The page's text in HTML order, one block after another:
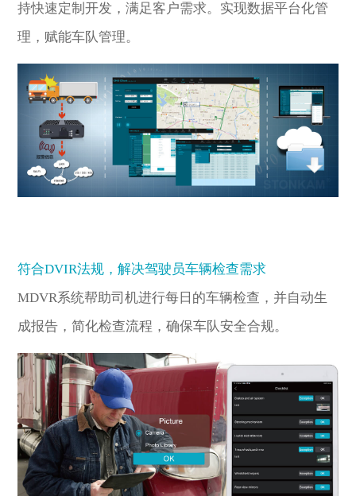
持快速定制开发，满足客户需求。实现数据平台化管
理，赋能车队管理。
符合DVIR法规，解决驾驶员车辆检查需求
MDVR系统帮助司机进行每日的车辆检查，并自动生
成报告，简化检查流程，确保车队安全合规。